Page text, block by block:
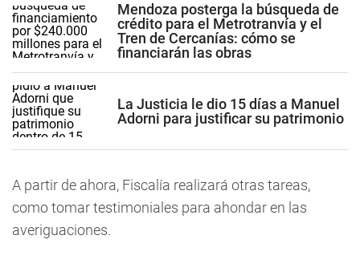
Mendoza posterga la búsqueda de
crédito para el Metrotranvía y el
Tren de Cercanías: cómo se
financiarán las obras
La Justicia le dio 15 días a Manuel
Adorni para justificar su patrimonio
A partir de ahora, Fiscalía realizará otras tareas,
como tomar testimoniales para ahondar en las
averiguaciones.